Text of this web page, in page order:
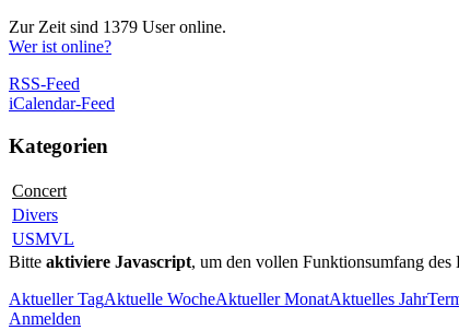
Zur Zeit sind 1379 User online.
Wer ist online?
RSS-Feed
iCalendar-Feed
Kategorien
Concert
Divers
USMVL
Bitte aktiviere Javascript, um den vollen Funktionsumfang des
Aktueller TagAktuelle WocheAktueller MonatAktuelles Jahr
Anmelden